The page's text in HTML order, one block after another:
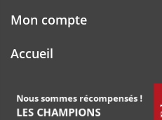
Mon compte
Accueil